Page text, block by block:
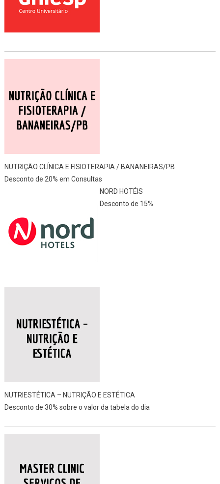
NUTRIÇÃO CLÍNICA E FISIOTERAPIA / BANANEIRAS/PB
Desconto de 20% em Consultas
NORD HOTÉIS
Desconto de 15%
NUTRIESTÉTICA – NUTRIÇÃO E ESTÉTICA
Desconto de 30% sobre o valor da tabela do dia